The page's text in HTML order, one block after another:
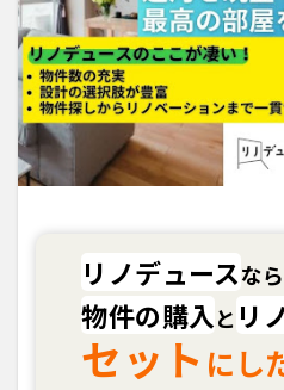
リノデュースなら
物件の購入と リ
セット にし